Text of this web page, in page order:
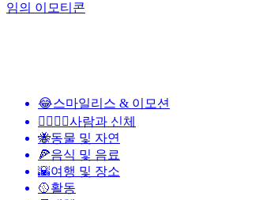
임의 이모티콘
😂스마일리스 & 이모션
👩‍❤️‍💋‍👨사람과 신체
🐝동물 및 자연
🍕음식 및 음료
🌇여행 및 장소
🥎활동